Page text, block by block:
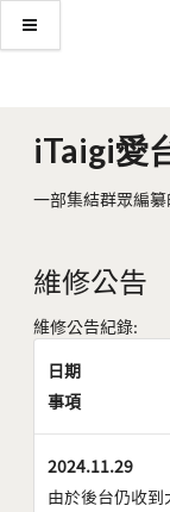
iTaigi愛
一部集結群眾編
維修公告
維修公告紀錄:
日期
事項
2024.11.29
由於後台仍收